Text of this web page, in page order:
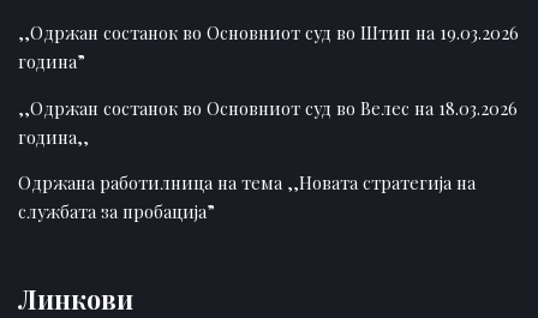
,,Одржан состанок во Основниот суд во Штип на 19.03.2026
година”
,,Одржан состанок во Основниот суд во Велес на 18.03.2026
година,,
Одржана работилница на тема ,,Новата стратегија на
службата за пробација”
Линкови